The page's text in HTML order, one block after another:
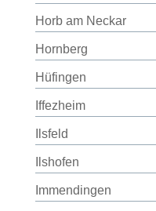
Horb am Neckar
Hornberg
Hüfingen
Iffezheim
Ilsfeld
Ilshofen
Immendingen